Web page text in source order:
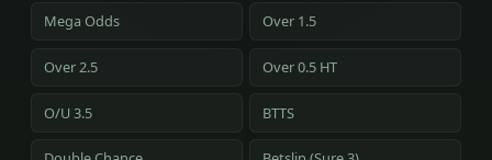
Mega Odds Over 1.5
Over 2.5 Over 0.5 HT
O/U 3.5 BTTS